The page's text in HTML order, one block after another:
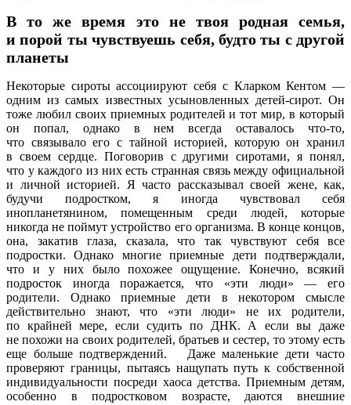
В то же время это не твоя родная семья,
и порой ты чувствуешь себя, будто ты с другой
планеты
Некоторые сироты ассоциируют себя с Кларком Кентом —
одним из самых известных усыновленных детей-сирот. Он
тоже любил своих приемных родителей и тот мир, в который
он попал, однако в нем всегда оставалось что-то,
что связывало его с тайной историей, которую он хранил
в своем сердце. Поговорив с другими сиротами, я понял,
что у каждого из них есть странная связь между официальной
и личной историей. Я часто рассказывал своей жене, как,
будучи подростком, я иногда чувствовал себя
инопланетянином, помещенным среди людей, которые
никогда не поймут устройство его организма. В конце концов,
она, закатив глаза, сказала, что так чувствуют себя все
подростки. Однако многие приемные дети подтверждали,
что и у них было похожее ощущение. Конечно, всякий
подросток иногда поражается, что «эти люди» — его
родители. Однако приемные дети в некотором смысле
действительно знают, что «эти люди» не их родители,
по крайней мере, если судить по ДНК. А если вы даже
не похожи на своих родителей, братьев и сестер, то этому есть
еще больше подтверждений. Даже маленькие дети часто
проверяют границы, пытаясь нащупать путь к собственной
индивидуальности посреди хаоса детства. Приемным детям,
особенно в подростковом возрасте, даются внешние